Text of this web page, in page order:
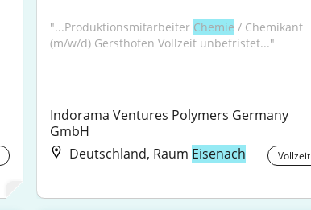
"...Produktionsmitarbeiter Chemie / Chemikant
(m/w/d) Gersthofen Vollzeit unbefristet..."
Indorama Ventures Polymers Germany
GmbH
Deutschland, Raum Eisenach Vollzeit